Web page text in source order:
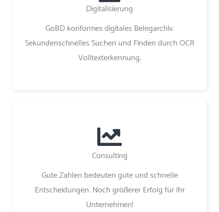
Digitalisierung
GoBD konformes digitales Belegarchiv.
Sekundenschnelles Suchen und Finden durch OCR
Volltexterkennung.
Consulting
Gute Zahlen bedeuten gute und schnelle
Entscheidungen. Noch größerer Erfolg für Ihr
Unternehmen!